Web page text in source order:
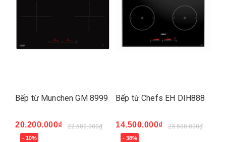
Bếp từ Chefs EH DIH888
14.500.000₫ 23.500.000₫
- 38%
Bếp Từ Bosch
15.500.000₫